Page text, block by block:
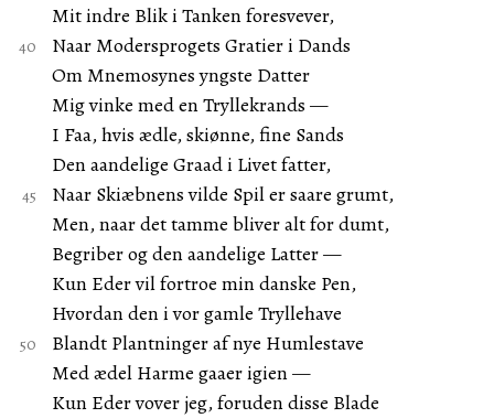
Mit indre Blik i Tanken foresvever,
Naar Modersprogets Gratier i Dands
Om Mnemosynes yngste Datter
Mig vinke med en Tryllekrands —
I Faa, hvis ædle, skiønne, fine Sands
Den aandelige Graad i Livet fatter,
Naar Skiæbnens vilde Spil er saare grumt,
Men, naar det tamme bliver alt for dumt,
Begriber og den aandelige Latter —
Kun Eder vil fortroe min danske Pen,
Hvordan den i vor gamle Tryllehave
Blandt Plantninger af nye Humlestave
Med ædel Harme gaaer igien —
Kun Eder vover jeg, foruden disse Blade